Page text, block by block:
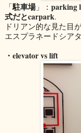
「駐車場」： parking
式だとcarpark.
ドリアン的な見た目
エスプラネードシア
・elevator vs lift